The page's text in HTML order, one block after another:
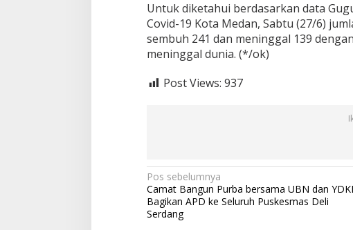
Untuk diketahui berdasarkan data
Covid-19 Kota Medan, Sabtu (27/6)
sembuh 241 dan meninggal 139
meninggal dunia. (*/ok)
Post Views: 937
N
a
v
Pos sebelumnya
Camat Bangun Purba bersama UBN dan YDKI
Bagikan APD ke Seluruh Puskesmas Deli
Serdang